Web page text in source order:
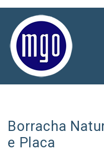
Borracha
e Placa